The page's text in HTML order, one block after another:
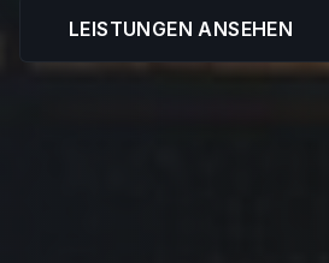
LEISTUNGEN ANSEHEN